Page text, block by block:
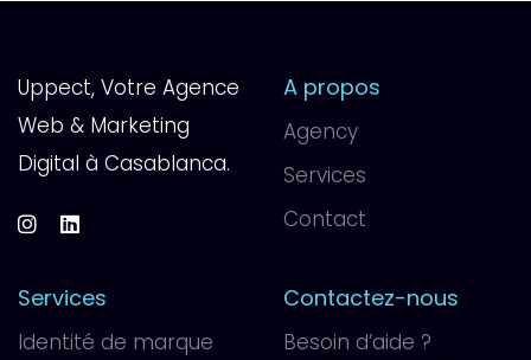
Uppect, Votre Agence
Web & Marketing
Digital à Casablanca.
A propos
Agency
Services
Contact
Services
Identité de marque
Contactez-nous
Besoin d’aide ?